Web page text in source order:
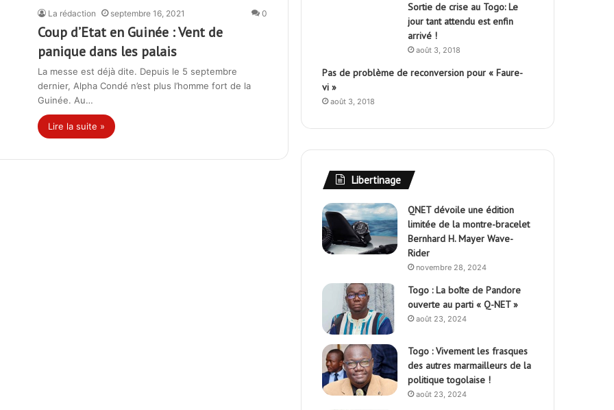
La rédaction septembre 16, 2021 0
Coup d’Etat en Guinée : Vent de
panique dans les palais
La messe est déjà dite. Depuis le 5 septembre
dernier, Alpha Condé n’est plus l’homme fort de la
Guinée. Au…
Lire la suite »
Sortie de crise au Togo: Le
jour tant attendu est enfin
arrivé !
août 3, 2018
Pas de problème de reconversion pour « Faure-
vi »
août 3, 2018
Libertinage
QNET dévoile une édition
limitée de la montre-bracelet
Bernhard H. Mayer Wave-
Rider
novembre 28, 2024
Togo : La boîte de Pandore
ouverte au parti « Q-NET »
août 23, 2024
Togo : Vivement les frasques
des autres marmailleurs de la
politique togolaise !
août 23, 2024